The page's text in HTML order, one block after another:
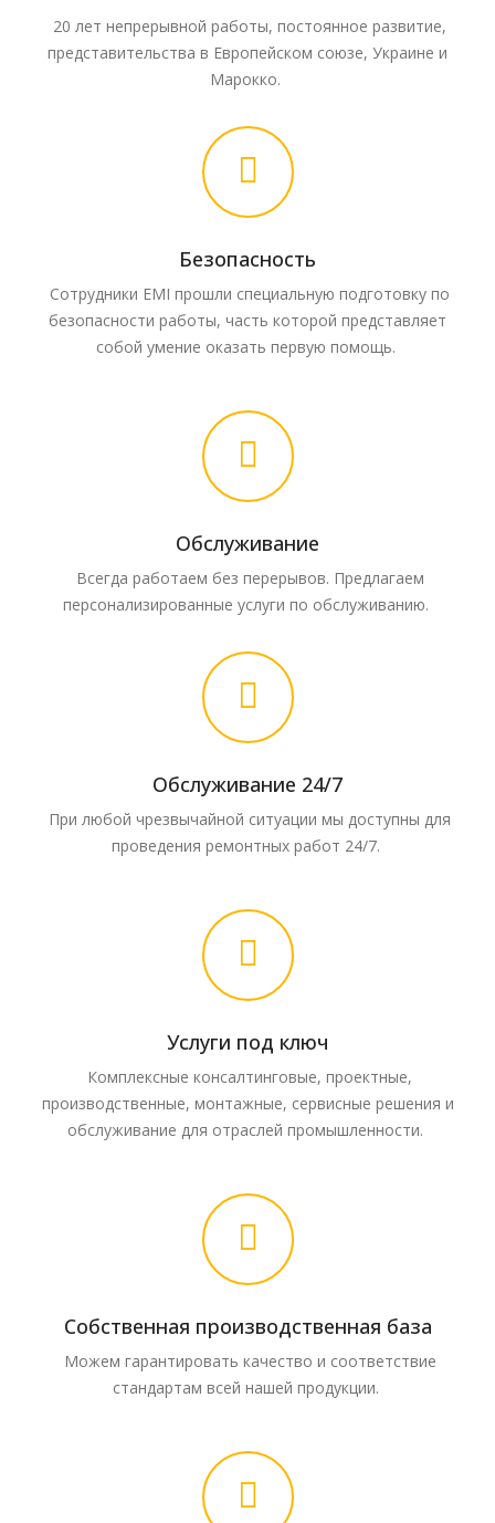
20 лет непрерывной работы, постоянное развитие,
представительства в Европейском союзе, Украине и
Марокко.
Безопасность
Сотрудники EMI прошли специальную подготовку по
безопасности работы, часть которой представляет
собой умение оказать первую помощь.
Обслуживание
Всегда работаем без перерывов. Предлагаем
персонализированные услуги по обслуживанию.
Обслуживание 24/7
При любой чрезвычайной ситуации мы доступны для
проведения ремонтных работ 24/7.
Услуги под ключ
Комплексные консалтинговые, проектные,
производственные, монтажные, сервисные решения и
обслуживание для отраслей промышленности.
Собственная производственная база
Можем гарантировать качество и соответствие
стандартам всей нашей продукции.